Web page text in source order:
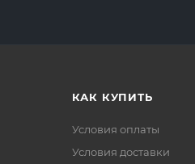
КАК КУПИТЬ
Условия оплаты
Условия доставки